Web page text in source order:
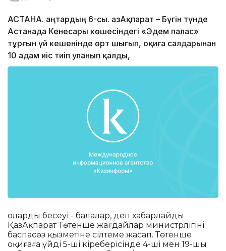
АСТАНА. Қаңтардың 6-сы. ҚазАқпарат – Бүгін түнде
Астанада Кенесары көшесіндегі «Эдем палас»
тұрғын үй кешенінде өрт шығып, оқиға салдарынан
10 адам иіс тиіп уланып қалды,
олардың бесеуі - балалар, деп хабарлайды
ҚазАқпарат Төтенше жағдайлар министрлігінің
баспасөз қызметіне сілтеме жасап. Төтенше
оқиғаға үйдің 5-ші кіреберісінде 4-ші мен 19-шы